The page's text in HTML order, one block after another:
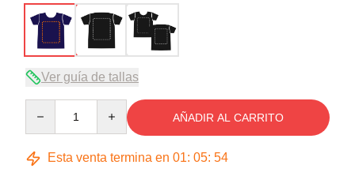
Ver guía de tallas
AÑADIR AL CARRITO
Esta venta termina en 01: 05: 53